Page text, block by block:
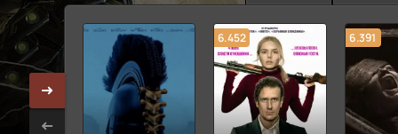
6.452 6.391